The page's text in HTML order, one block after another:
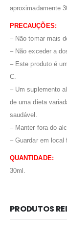
aproximadamente
PRECAUÇÕES:
– Não tomar mais
– Não exceder a
– Este produto é
C.
– Um suplemento
de uma dieta
saudável.
– Manter fora do
– Guardar em local
QUANTIDADE:
30ml.
PRODUTOS